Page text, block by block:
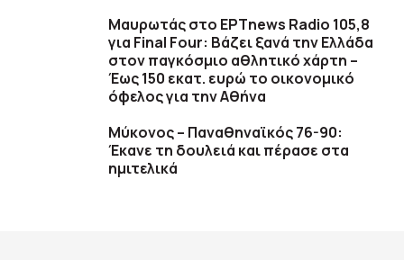
Μαυρωτάς στο ΕΡΤnews Radio 105,8
για Final Four: Βάζει ξανά την Ελλάδα
στον παγκόσμιο αθλητικό χάρτη –
Έως 150 εκατ. ευρώ το οικονομικό
όφελος για την Αθήνα
Μύκονος – Παναθηναϊκός 76-90:
Έκανε τη δουλειά και πέρασε στα
ημιτελικά